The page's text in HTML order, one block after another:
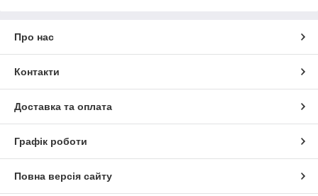
Про нас
Контакти
Доставка та оплата
Графік роботи
Повна версія сайту